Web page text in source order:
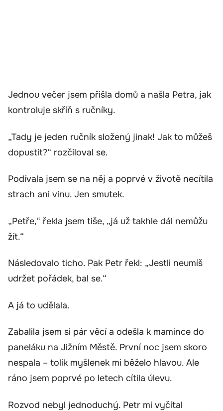
Jednou večer jsem přišla domů a našla Petra, jak
kontroluje skříň s ručníky.
„Tady je jeden ručník složený jinak! Jak to můžeš
dopustit?“ rozčiloval se.
Podívala jsem se na něj a poprvé v životě necítila
strach ani vinu. Jen smutek.
„Petře,“ řekla jsem tiše, „já už takhle dál nemůžu
žít.“
Následovalo ticho. Pak Petr řekl: „Jestli neumíš
udržet pořádek, bal se.“
A já to udělala.
Zabalila jsem si pár věcí a odešla k mamince do
paneláku na Jižním Městě. První noc jsem skoro
nespala – tolik myšlenek mi běželo hlavou. Ale
ráno jsem poprvé po letech cítila úlevu.
Rozvod nebyl jednoduchý. Petr mi vyčítal